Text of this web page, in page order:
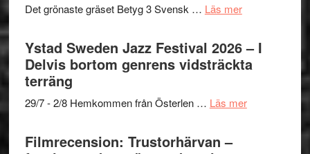
Kulturs
Det grönaste gräset Betyg 3 Svensk … Läs merom
Det
grönaste
gräset
en
Ystad Sweden Jazz Festival 2026 – I
Delvis bortom genrens vidsträckta
terräng
29/7 - 2/8 Hemkommen från Österlen … Läs merom
Filmrecension: Trustorhärvan –